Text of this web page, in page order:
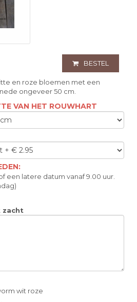
BESTEL
en roze bloemen met een
ongeveer 50 cm.
VAN HET ROUWHART
een latere datum vanaf 9.00 uur.
zacht
wit roze